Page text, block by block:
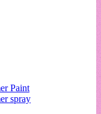
Paint
spray